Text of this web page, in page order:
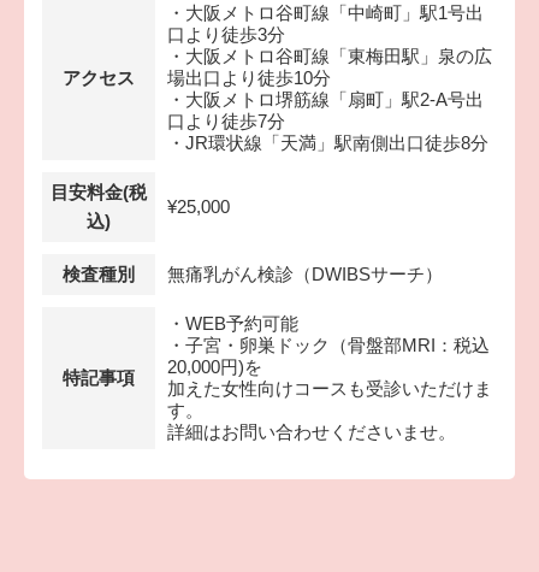
アクセス
・大阪メトロ谷町線「中崎町」駅1号出
口より徒歩3分
・大阪メトロ谷町線「東梅田駅」泉の広
場出口より徒歩10分
・大阪メトロ堺筋線「扇町」駅2-A号出
口より徒歩7分
・JR環状線「天満」駅南側出口徒歩8分
目安料金(税
込)
¥25,000
検査種別 無痛乳がん検診（DWIBSサーチ）
特記事項
・WEB予約可能
・子宮・卵巣ドック（骨盤部MRI：税込
20,000円)を
加えた女性向けコースも受診いただけま
す。
詳細はお問い合わせくださいませ。